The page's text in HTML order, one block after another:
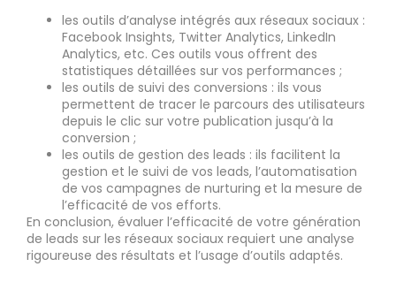
les outils d’analyse intégrés aux réseaux sociaux :
Facebook Insights, Twitter Analytics, LinkedIn
Analytics, etc. Ces outils vous offrent des
statistiques détaillées sur vos performances ;
les outils de suivi des conversions : ils vous
permettent de tracer le parcours des utilisateurs
depuis le clic sur votre publication jusqu’à la
conversion ;
les outils de gestion des leads : ils facilitent la
gestion et le suivi de vos leads, l’automatisation
de vos campagnes de nurturing et la mesure de
l’efficacité de vos efforts.
En conclusion, évaluer l’efficacité de votre génération
de leads sur les réseaux sociaux requiert une analyse
rigoureuse des résultats et l’usage d’outils adaptés.